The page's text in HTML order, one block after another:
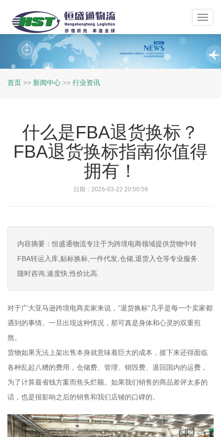
首页 >> 新闻中心 >> 行业资讯
什么是FBA退货换标？
FBA退货换标指南你值得
拥有！
日期：2026-03-22 20:50:59
内容摘要：恒盛通物流专注于为跨境电商领域提供货物中转
FBA转运入库,贴标换标,一件代发,仓储,退货入仓等专业服务.
随时咨询,速度快,性价比高.
对于广大亚马逊跨境电商卖家来说，”退货换标”几乎是每一个卖家都
遇到的事情。一旦出现这种情况，那可真是身体和心灵的双重煎
熬。
货物如果无法上架出售本身就意味着巨大的成本，接下来还得面临
各种乱起八糟的费用，仓储费、管理、销毁费、退回国内的运费，
为了计算最省钱方案而焦头烂额。如果我们销售的商品差评太多的
话，也是很影响之后的销售和我们店铺的口碑的。